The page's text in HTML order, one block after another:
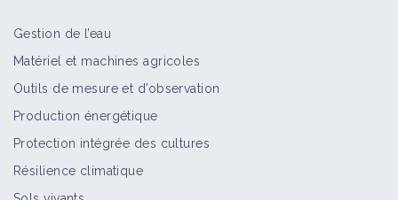
Gestion de l’eau
Matériel et machines agricoles
Outils de mesure et d’observation
Production énergétique
Protection intégrée des cultures
Résilience climatique